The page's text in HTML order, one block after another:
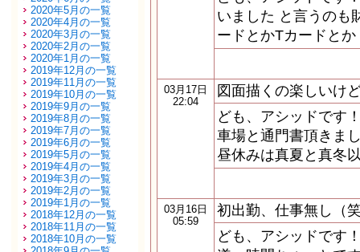
2020年5月の一覧
2020年4月の一覧
2020年3月の一覧
2020年2月の一覧
2020年1月の一覧
2019年12月の一覧
2019年11月の一覧
2019年10月の一覧
2019年9月の一覧
2019年8月の一覧
2019年7月の一覧
2019年6月の一覧
2019年5月の一覧
2019年4月の一覧
2019年3月の一覧
2019年2月の一覧
2019年1月の一覧
2018年12月の一覧
2018年11月の一覧
2018年10月の一覧
いました と言うのも
ードとかTカードと
03月17日
22:04
図面描くの楽しいけ
ども、アシッドです
車場と通門書頂きま
昼休みは真夏と真冬
03月16日
05:59
初出勤、仕事無し（
ども、アシッドです